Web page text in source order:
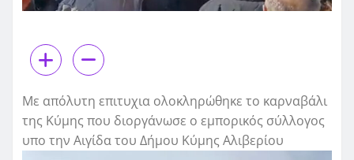
Με απόλυτη επιτυχια ολοκληρώθηκε το καρναβάλι
της Κύμης που διοργάνωσε ο εμπορικός σύλλογος
υπο την Αιγίδα του Δήμου Κύμης Αλιβερίου